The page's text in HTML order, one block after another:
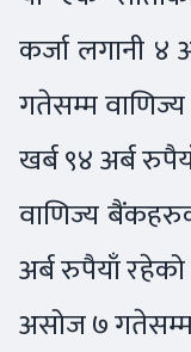
कर्जा लगानी
गतेसम्म
खर्ब ९४ अर्ब
वाणिज्य
अर्ब रुपैयाँ रहेको
असोज ७